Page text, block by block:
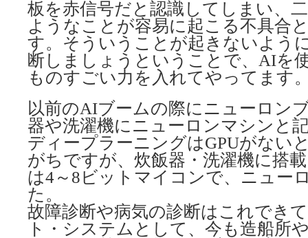
板を赤信号だと認識してしまい、
ようなことが容易に起こる不具合
す。そういうことが起きないよう
断しましょうということで、AIを
ものすごい力を入れてやってます
以前のAIブームの際にニューロン
器や洗濯機にニューロンマシンと
ディープラーニングはGPUがない
がちですが、炊飯器・洗濯機に搭
は4～8ビットマイコンで、ニュー
た。
故障診断や病気の診断はこれでき
ト・システムとして、今も造船所